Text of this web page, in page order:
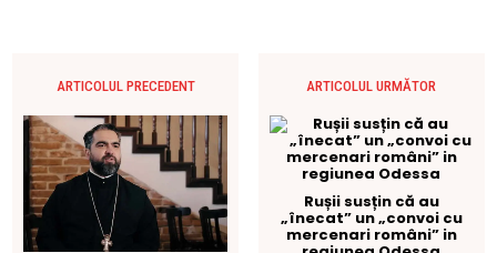
ARTICOLUL PRECEDENT ARTICOLUL URMĂTOR
Rușii susțin că au
„înecat” un „convoi cu
mercenari români” in